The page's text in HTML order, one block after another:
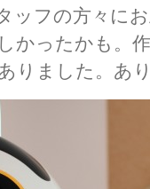
ッフの方々に
かったかも。
りました。あ